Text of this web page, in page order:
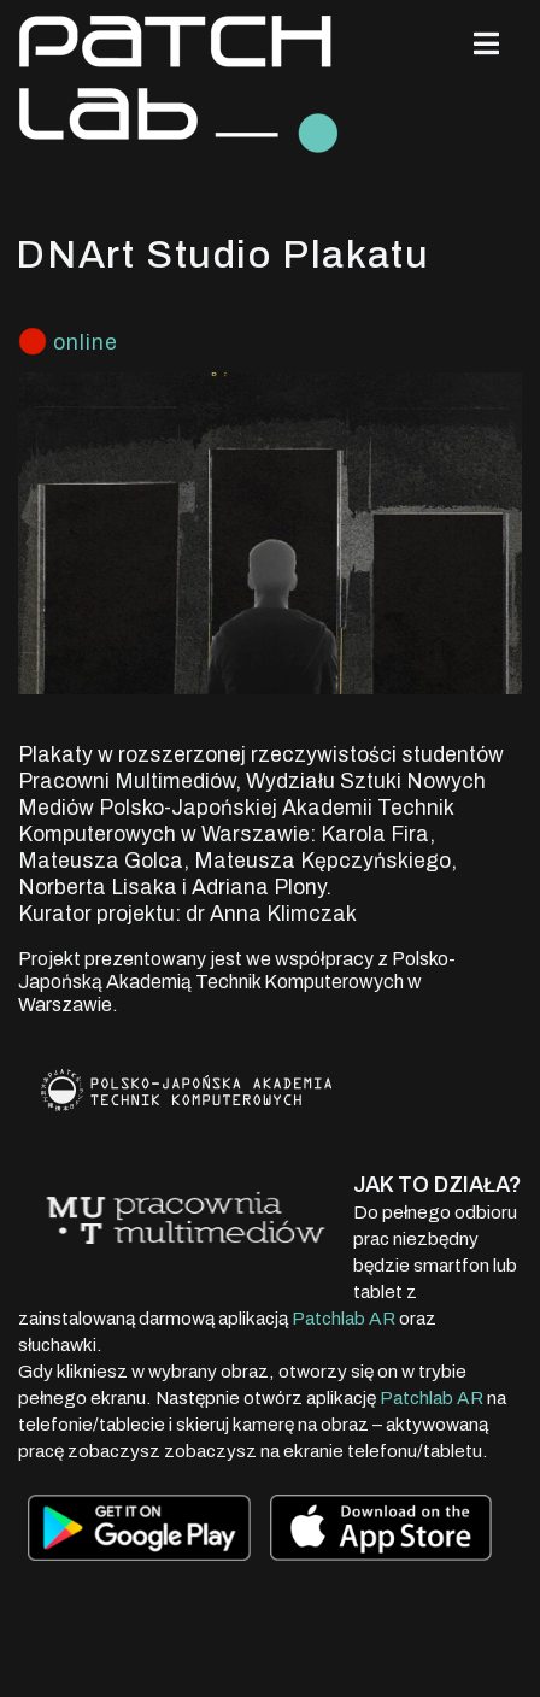
DNArt Studio Plakatu
online
Plakaty w rozszerzonej rzeczywistości studentów
Pracowni Multimediów, Wydziału Sztuki Nowych
Mediów Polsko-Japońskiej Akademii Technik
Komputerowych w Warszawie: Karola Fira,
Mateusza Golca, Mateusza Kępczyńskiego,
Norberta Lisaka i Adriana Plony.
Kurator projektu: dr Anna Klimczak
Projekt prezentowany jest we współpracy z Polsko-
Japońską Akademią Technik Komputerowych w
Warszawie.
JAK TO DZIAŁA?
Do pełnego odbioru
prac niezbędny
będzie smartfon lub
tablet z
zainstalowaną darmową aplikacjąPatchlab ARoraz
słuchawki.
Gdy klikniesz w wybrany obraz, otworzy się on w trybie
pełnego ekranu. Następnie otwórz aplikację Patchlab ARna
telefonie/tablecie i skieruj kamerę na obraz – aktywowaną
pracę zobaczysz zobaczysz na ekranie telefonu/tabletu.